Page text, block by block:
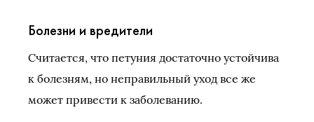
Болезни и вредители
Считается, что петуния достаточно устойчива
к болезням, но неправильный уход все же
может привести к заболеванию.